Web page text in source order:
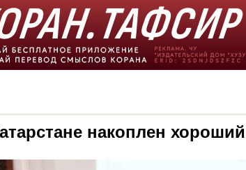
накоплен